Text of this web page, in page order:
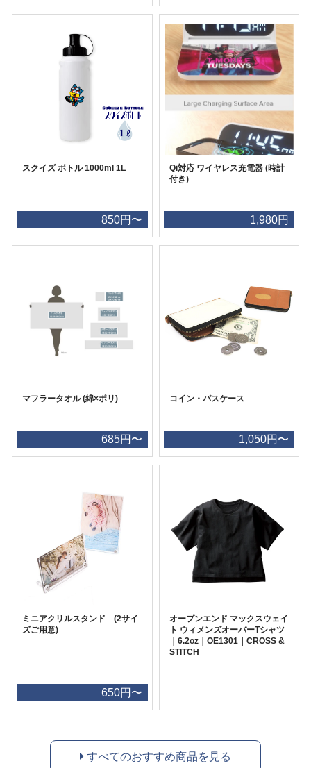
スクイズ ボトル 1000ml 1L
850円〜
Qi対応 ワイヤレス充電器 (時計
付き)
1,980円
マフラータオル (綿×ポリ)
685円〜
コイン・パスケース
1,050円〜
ミニアクリルスタンド (2サイ
ズご用意)
650円〜
オープンエンド マックスウェイ
ト ウィメンズオーバーTシャツ
｜6.2oz｜OE1301｜CROSS &
STITCH
すべてのおすすめ商品を見る